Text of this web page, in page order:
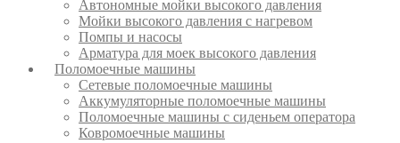
Автономные мойки высокого давления
Мойки высокого давления с нагревом
Помпы и насосы
Арматура для моек высокого давления
Поломоечные машины
Сетевые поломоечные машины
Аккумуляторные поломоечные машины
Поломоечные машины с сиденьем оператора
Ковромоечные машины